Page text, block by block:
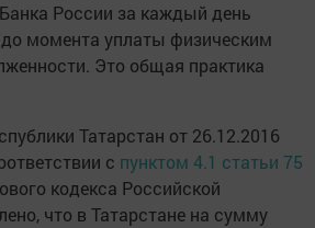
России за каждый день
момента уплаты физическим
Это общая практика
Татарстан от 26.12.2016
с пунктом 4.1 статьи 75
кодекса Российской
что в Татарстане на сумму